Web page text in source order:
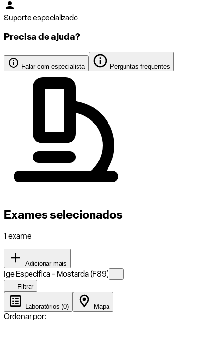
Suporte especializado
Precisa de ajuda?
Falar com especialista Perguntas frequentes
Exames selecionados
1 exame
Adicionar mais
Ige Especifica - Mostarda (F89)
Filtrar
Laboratórios (0) Mapa
Ordenar por: